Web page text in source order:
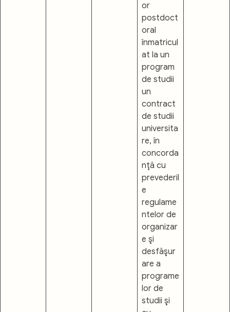
or
postdoct
oral
înmatricul
at la un
program
de studii
un
contract
de studii
universita
re, în
concorda
nţă cu
prevederil
e
regulame
ntelor de
organizar
e şi
desfăşur
are a
programe
lor de
studii şi